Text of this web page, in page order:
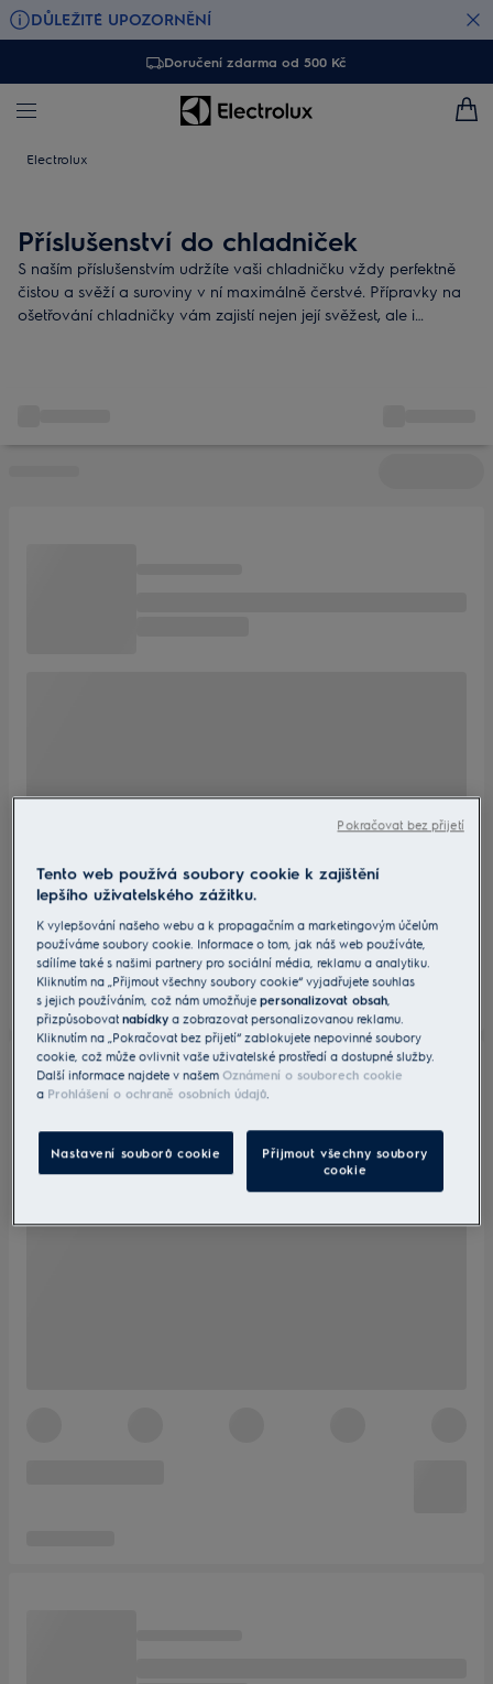
DŮLEŽITÉ UPOZORNĚNÍ
Doručení zdarma od 500 Kč
Electrolux
Příslušenství do chladniček
S naším příslušenstvím udržíte vaši chladničku vždy perfektně
čistou a svěží a suroviny v ní maximálně čerstvé. Přípravky na
ošetřování chladničky vám zajistí nejen její svěžest, ale i
Tento web používá soubory cookie k zajištění
lepšího uživatelského zážitku.
K vylepšování našeho webu a k propagačním a marketingovým účelům
používáme soubory cookie. Informace o tom, jak náš web používáte,
sdílíme také s našimi partnery pro sociální média, reklamu a analytiku.
Kliknutím na „Přijmout všechny soubory cookie“ vyjadřujete souhlas
s jejich používáním, což nám umožňujepersonalizovat obsah,
přizpůsobovatnabídky a zobrazovat personalizovanou reklamu.
Kliknutím na „Pokračovat bez přijetí“ zablokujete nepovinné soubory
cookie, což může ovlivnit vaše uživatelské prostředí a dostupné služby.
Další informace najdete v našemOznámení o souborech cookie
a Prohlášení o ochraně osobních údajů.
Nastavení souborů cookie
Přijmout všechny soubory
cookie
Pokračovat bez přijetí